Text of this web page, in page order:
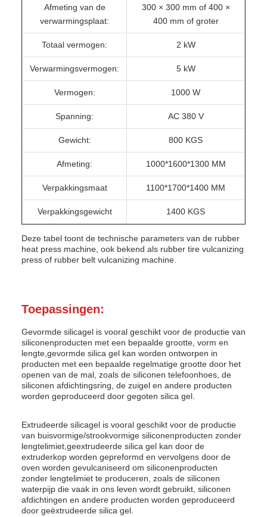
Afmeting van de
verwarmingsplaat:
300 × 300 mm of 400 ×
400 mm of groter
Totaal vermogen: 2 kW
Verwarmingsvermogen: 5 kW
Vermogen: 1000 W
Spanning: AC 380 V
Gewicht: 800 KGS
Afmeting: 1000*1600*1300 MM
Verpakkingsmaat 1100*1700*1400 MM
Verpakkingsgewicht 1400 KGS
Deze tabel toont de technische parameters van de rubber
heat press machine, ook bekend als rubber tire vulcanizing
press of rubber belt vulcanizing machine.
Toepassingen:
Gevormde silicagel is vooral geschikt voor de productie van
siliconenproducten met een bepaalde grootte, vorm en
lengte,gevormde silica gel kan worden ontworpen in
producten met een bepaalde regelmatige grootte door het
openen van de mal, zoals de siliconen telefoonhoes, de
siliconen afdichtingsring, de zuigel en andere producten
worden geproduceerd door gegoten silica gel.
Extrudeerde silicagel is vooral geschikt voor de productie
van buisvormige/strookvormige siliconenproducten zonder
lengtelimiet,geextrudeerde silica gel kan door de
extruderkop worden gepreformd en vervolgens door de
oven worden gevulcaniseerd om siliconenproducten
zonder lengtelimiet te produceren, zoals de siliconen
waterpijp die vaak in ons leven wordt gebruikt, siliconen
afdichtingen en andere producten worden geproduceerd
door geëxtrudeerde silica gel.